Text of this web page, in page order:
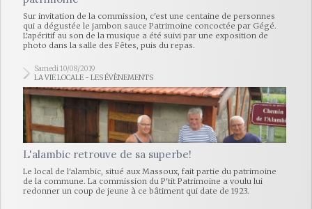
Sur invitation de la commission, c'est une centaine de personnes
qui a dégustée le jambon sauce Patrimoine concoctée par Gégé.
L'apéritif au son de la musique a été suivi par une exposition de
photo dans la salle des Fêtes, puis du repas.
Samedi 10/08/2019
LA VIE LOCALE - LES ÉVÈNEMENTS
L'alambic retrouve de sa superbe!
Le local de l'alambic, situé aux Massoux, fait partie du patrimoine
de la commune. La commission du P'tit Patrimoine a voulu lui
redonner un coup de jeune à ce bâtiment qui date de 1923.